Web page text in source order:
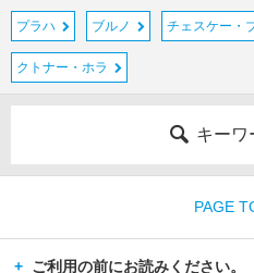
プラハ ブルノ チェスケー・
クトナー・ホラ
キーワ
PAGE
ご利用の前にお読みください。